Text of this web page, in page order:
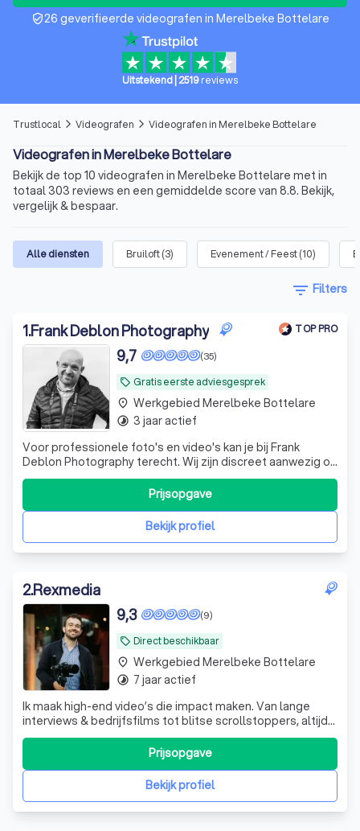
verified_user26 geverifieerde videografen in Merelbeke Bottelare
Uitstekend 2519reviews
Trustlocal arrow_forward_ios Videografen arrow_forward_ios Videografen in Merelbeke Bottelare
Videografen in Merelbeke Bottelare
Bekijk de top 10 videografen in Merelbeke Bottelare met in
totaal 303 reviews en een gemiddelde score van 8.8. Bekijk,
vergelijk & bespaar.
Alle diensten Bruiloft(3) Evenement / Feest(10)
filter_list Filters
1.Frank Deblon Photography TOP PRO
local_offer Gratis eerste adviesgesprek
(35)
9,7
Voor professionele foto's en video's kan je bij Frank
Deblon Photography terecht. Wij zijn discreet aanwezig op
feesten en evenementen, zowel voor particulieren als
bedrijven, en een babbeltje met de genodigden zorgt
altijd voor extra spontane foto's. Ik breng uw bedrijf met al
zijn medewerkers in b
Bekijk profiel
Prijsopgave
place Werkgebied Merelbeke Bottelare
timelapse 3 jaar actief
2.Rexmedia
local_offer Direct beschikbaar
(9)
9,3
Ik maak high-end video’s die impact maken. Van lange
interviews & bedrijfsfilms tot blitse scrollstoppers, altijd
met oog voor jullie boodschap en DNA. Meer dan 500+
professionele referenties.
Bekijk profiel
Prijsopgave
place Werkgebied Merelbeke Bottelare
timelapse 7 jaar actief